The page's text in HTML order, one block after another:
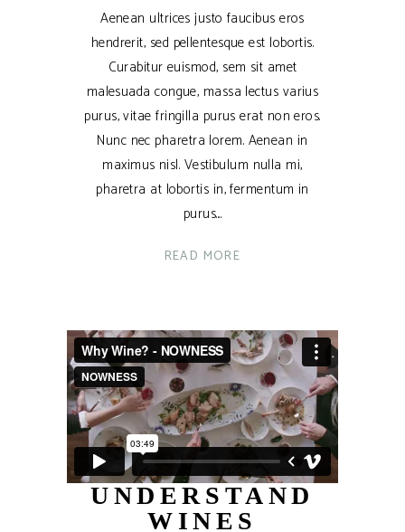
Aenean ultrices justo faucibus eros
hendrerit, sed pellentesque est lobortis.
Curabitur euismod, sem sit amet
malesuada congue, massa lectus varius
purus, vitae fringilla purus erat non eros.
Nunc nec pharetra lorem. Aenean in
maximus nisl. Vestibulum nulla mi,
pharetra at lobortis in, fermentum in
purus.
READ MORE
UNDERSTAND
WINES